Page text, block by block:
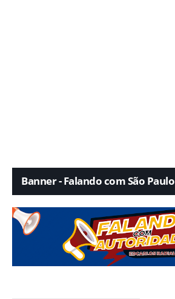
Banner - Falando com São Paulo